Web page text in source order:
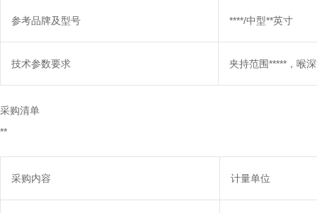
参考品牌及型号 ****/中型**英寸
技术参数要求 夹持范围*****，喉
采购清单
**
采购内容 计量单位